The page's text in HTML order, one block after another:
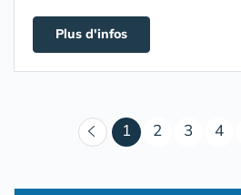
Plus d'infos
1 (courant)
2 3 4